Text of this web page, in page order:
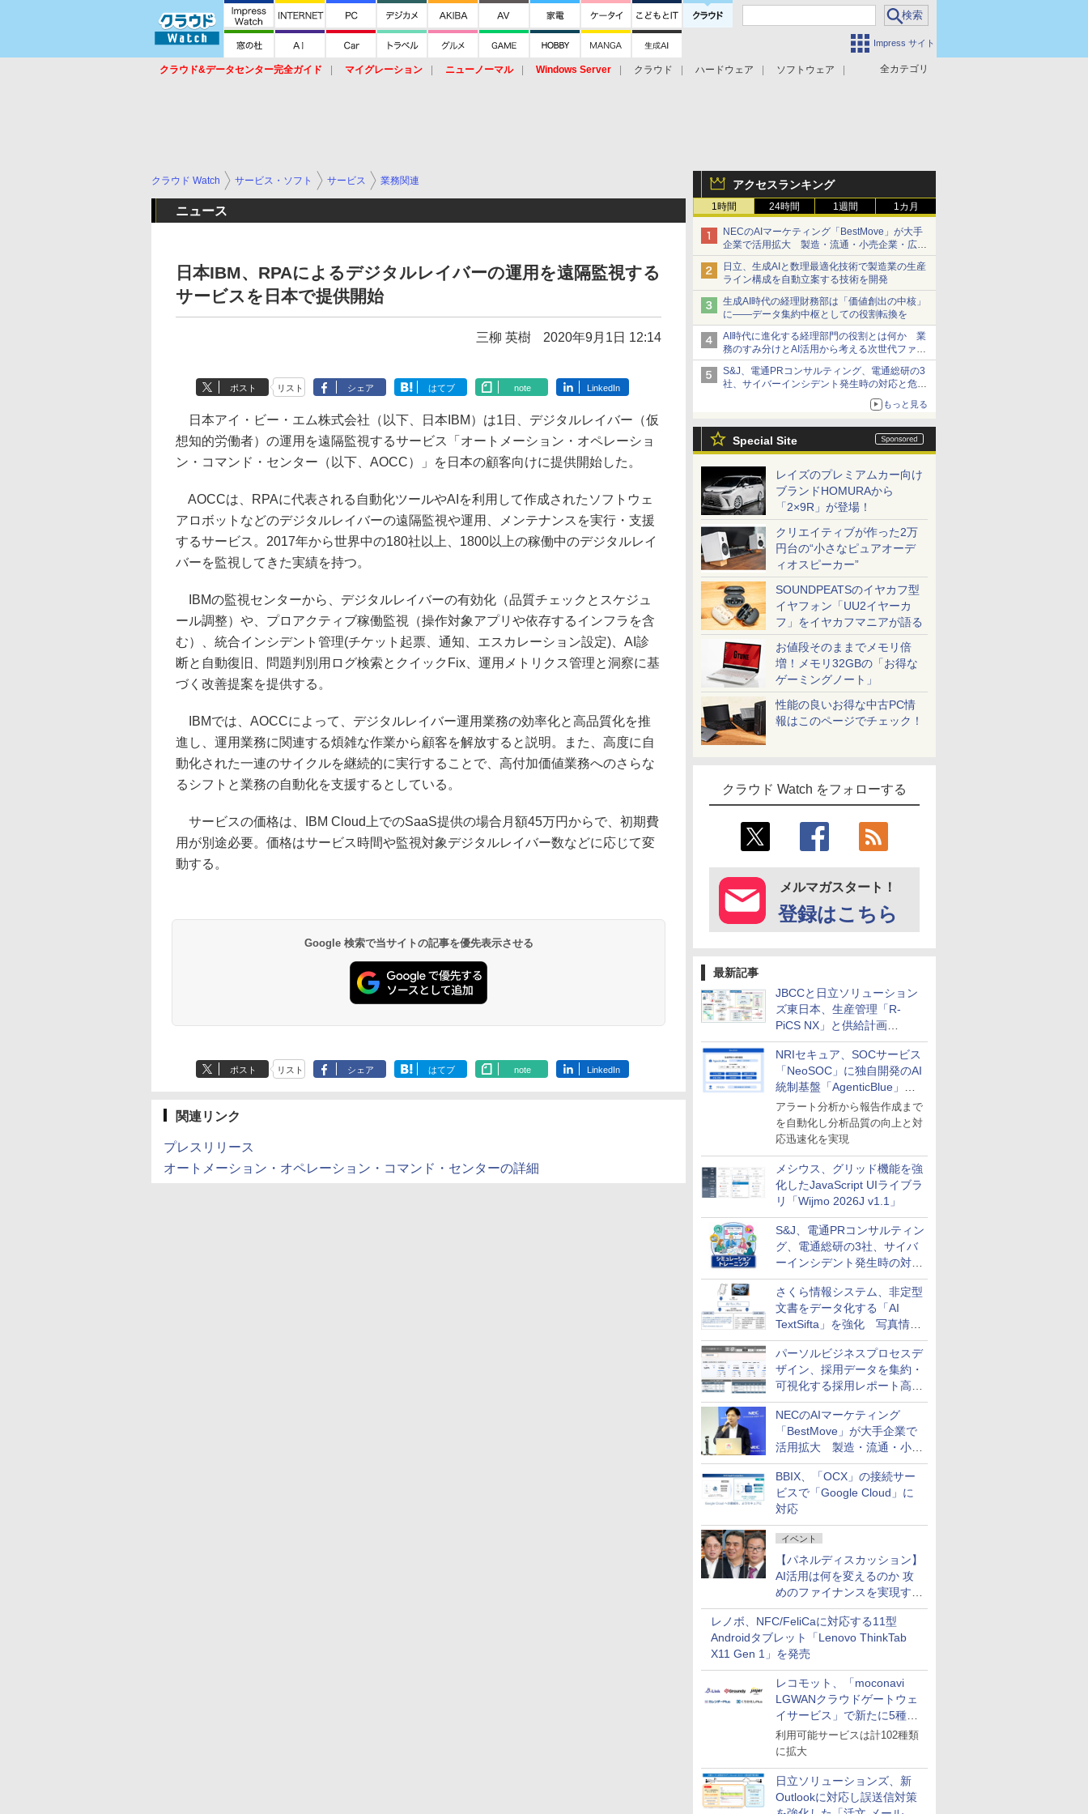
Impress サイト
全カテゴリ
クラウド&データセンター完全ガイド マイグレーション ニューノーマル Windows Server クラウド ハードウェア
ソフトウェア
アクセスランキング
1時間 24時間 1週間 1カ月
NECのAIマーケティング「BestMove」が大手
企業で活用拡大 製造・流通・小売企業・広告
代理店などが実装フェーズへ
日立、生成AIと数理最適化技術で製造業の生産
ライン構成を自動立案する技術を開発
生成AI時代の経理財務部は「価値創出の中核」
に――データ集約中枢としての役割転換を
AI時代に進化する経理部門の役割とは何か 業
務のすみ分けとAI活用から考える次世代ファイ
ナンス戦略
S&J、電通PRコンサルティング、電通総研の3
社、サイバーインシデント発生時の対応と危機
管理広報を一体的に訓練するプログラムを提供
もっと見る
Special Site
レイズのプレミアムカー向け
ブランドHOMURAから
「2×9R」が登場！
クリエイティブが作った2万
円台の“小さなピュアオーデ
ィオスピーカー”
SOUNDPEATSのイヤカフ型
イヤフォン「UU2イヤーカ
フ」をイヤカフマニアが語る
お値段そのままでメモリ倍
増！メモリ32GBの「お得な
ゲーミングノート」
性能の良いお得な中古PC情
報はこのページでチェック！
クラウド Watch をフォローする
メルマガスタート！
登録はこちら
最新記事
JBCCと日立ソリューション
ズ東日本、生産管理「R-
PiCS NX」と供給計画
「scSQUARE ISP」の連携サ
ービスを提供開始
NRIセキュア、SOCサービス
「NeoSOC」に独自開発のAI
統制基盤「AgenticBlue」を
導入
アラート分析から報告作成まで
を自動化し分析品質の向上と対
応迅速化を実現
メシウス、グリッド機能を強
化したJavaScript UIライブラ
リ「Wijmo 2026J v1.1」
S&J、電通PRコンサルティン
グ、電通総研の3社、サイバ
ーインシデント発生時の対応
と危機管理広報を一体的に訓
練するプログラムを提供
さくら情報システム、非定型
文書をデータ化する「AI
TextSifta」を強化 写真情報
のデータ化などに対応
パーソルビジネスプロセスデ
ザイン、採用データを集約・
可視化する採用レポート高速
化サービスを提供
NECのAIマーケティング
「BestMove」が大手企業で
活用拡大 製造・流通・小売
企業・広告代理店などが実装
フェーズへ
BBIX、「OCX」の接続サー
ビスで「Google Cloud」に
対応
イベント
【パネルディスカッション】
AI活用は何を変えるのか 攻
めのファイナンスを実現する
業務設計とマインドセット変
革
レノボ、NFC/FeliCaに対応する11型
Androidタブレット「Lenovo ThinkTab
X11 Gen 1」を発売
レコモット、「moconavi
LGWANクラウドゲートウェ
イサービス」で新たに5種類
のサービスと連携開始
利用可能サービスは計102種類
に拡大
日立ソリューションズ、新
Outlookに対応し誤送信対策
クラウド Watch サービス・ソフト サービス 業務関連
ニュース
日本IBM、RPAによるデジタルレイバーの運用を遠隔監視する
サービスを日本で提供開始
三柳 英樹 2020年9月1日 12:14
ポスト リスト シェア はてブ note LinkedIn
日本アイ・ビー・エム株式会社（以下、日本IBM）は1日、デジタルレイバー（仮
想知的労働者）の運用を遠隔監視するサービス「オートメーション・オペレーショ
ン・コマンド・センター（以下、AOCC）」を日本の顧客向けに提供開始した。
AOCCは、RPAに代表される自動化ツールやAIを利用して作成されたソフトウェ
アロボットなどのデジタルレイバーの遠隔監視や運用、メンテナンスを実行・支援
するサービス。2017年から世界中の180社以上、1800以上の稼働中のデジタルレイ
バーを監視してきた実績を持つ。
IBMの監視センターから、デジタルレイバーの有効化（品質チェックとスケジュ
ール調整）や、プロアクティブ稼働監視（操作対象アプリや依存するインフラを含
む）、統合インシデント管理(チケット起票、通知、エスカレーション設定)、AI診
断と自動復旧、問題判別用ログ検索とクイックFix、運用メトリクス管理と洞察に基
づく改善提案を提供する。
IBMでは、AOCCによって、デジタルレイバー運用業務の効率化と高品質化を推
進し、運用業務に関連する煩雑な作業から顧客を解放すると説明。また、高度に自
動化された一連のサイクルを継続的に実行することで、高付加価値業務へのさらな
るシフトと業務の自動化を支援するとしている。
サービスの価格は、IBM Cloud上でのSaaS提供の場合月額45万円からで、初期費
用が別途必要。価格はサービス時間や監視対象デジタルレイバー数などに応じて変
動する。
Google 検索で当サイトの記事を優先表示させる
ポスト リスト シェア はてブ note LinkedIn
関連リンク
プレスリリース
オートメーション・オペレーション・コマンド・センターの詳細